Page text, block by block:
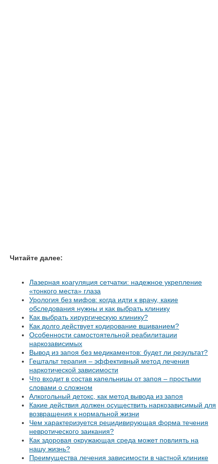
Читайте далее:
Лазерная коагуляция сетчатки: надежное укрепление
«тонкого места» глаза
Урология без мифов: когда идти к врачу, какие
обследования нужны и как выбрать клинику
Как выбрать хирургическую клинику?
Как долго действует кодирование вшиванием?
Особенности самостоятельной реабилитации
наркозависимых
Вывод из запоя без медикаментов: будет ли результат?
Гештальт терапия – эффективный метод лечения
наркотической зависимости
Что входит в состав капельницы от запоя – простыми
словами о сложном
Алкогольный детокс, как метод вывода из запоя
Какие действия должен осуществить наркозависимый для
возвращения к нормальной жизни
Чем характеризуется рецидивирующая форма течения
невротического заикания?
Как здоровая окружающая среда может повлиять на
нашу жизнь?
Преимущества лечения зависимости в частной клинике